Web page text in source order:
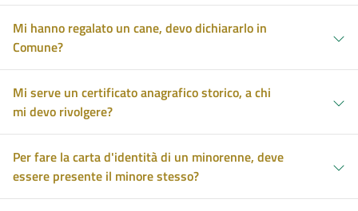
Mi hanno regalato un cane, devo dichiararlo in
Comune?
Mi serve un certificato anagrafico storico, a chi
mi devo rivolgere?
Per fare la carta d'identità di un minorenne, deve
essere presente il minore stesso?